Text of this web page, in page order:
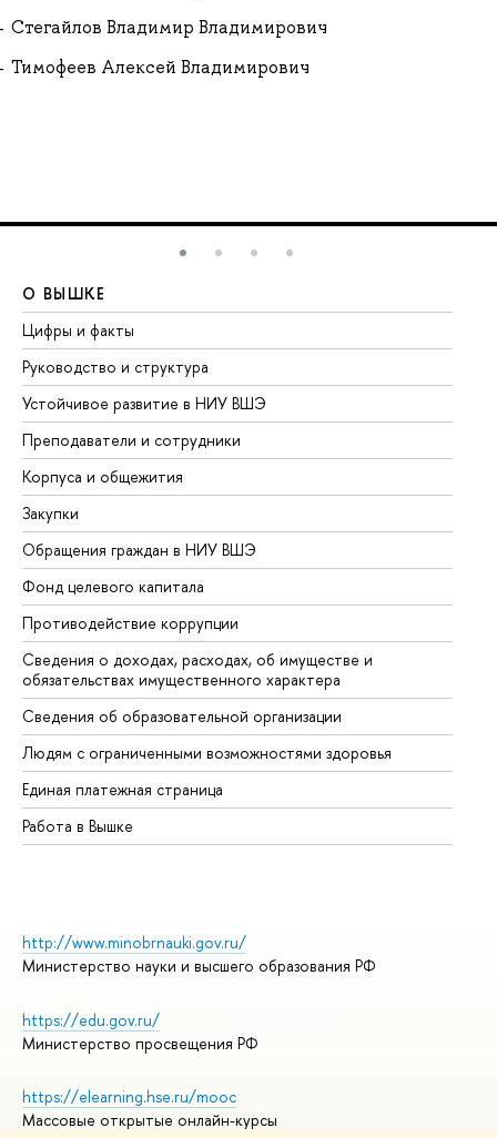
Стегайлов Владимир Владимирович
Тимофеев Алексей Владимирович
О ВЫШКЕ
Цифры и факты
Руководство и структура
Устойчивое развитие в НИУ ВШЭ
Преподаватели и сотрудники
Корпуса и общежития
Закупки
Обращения граждан в НИУ ВШЭ
Фонд целевого капитала
Противодействие коррупции
Сведения о доходах, расходах, об имуществе и
обязательствах имущественного характера
Сведения об образовательной организации
Людям с ограниченными возможностями здоровья
Единая платежная страница
Работа в Вышке
http://www.minobrnauki.gov.ru/
Министерство науки и высшего образования РФ
https://edu.gov.ru/
Министерство просвещения РФ
https://elearning.hse.ru/mooc
Массовые открытые онлайн-курсы